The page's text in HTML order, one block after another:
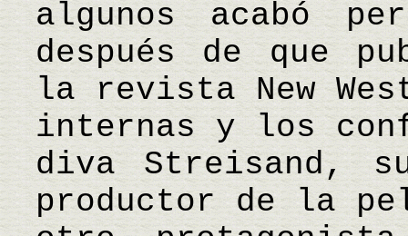
algunos acabó
después de que
la revista New
internas y los
diva Streisand,
productor de la